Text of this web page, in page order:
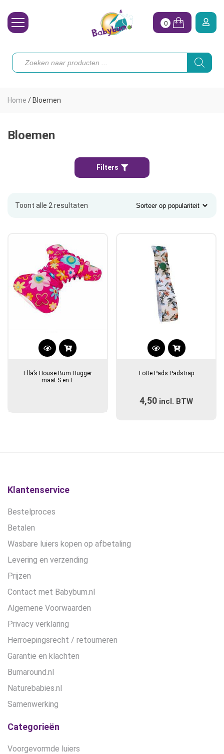
Toebehoren
Koopjes
0
Producten
zoeken
Home / Bloemen
Bloemen
Filters
Toont alle 2 resultaten
Ella’s House Bum Hugger
maat S en L
Dit
heeft
variaties.
Lotte Pads Padstrap
4,50 incl. BTW
Klantenservice
Bestelproces
Betalen
Wasbare luiers kopen op afbetaling
Levering en verzending
Prijzen
Contact met Babybum.nl
Algemene Voorwaarden
Privacy verklaring
Herroepingsrecht / retourneren
Garantie en klachten
Bumaround.nl
Naturebabies.nl
Samenwerking
Categorieën
Voorgevormde luiers